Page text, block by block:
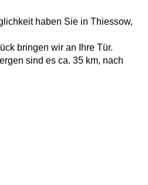
haben Sie in Thiessow,
bringen wir an Ihre Tür.
sind es ca. 35 km, nach